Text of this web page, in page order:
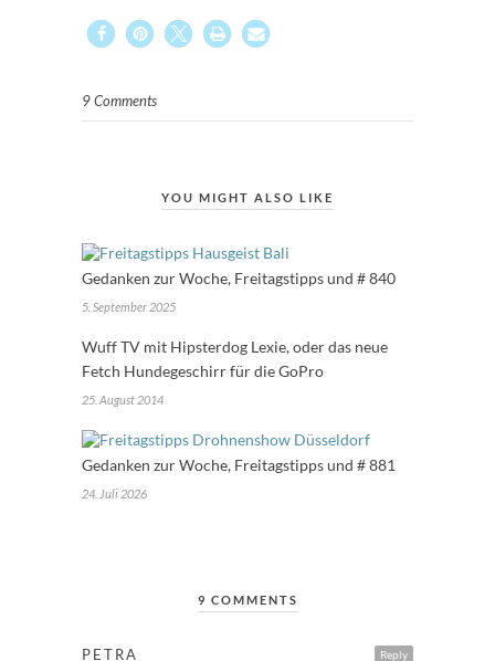
9 Comments
YOU MIGHT ALSO LIKE
Gedanken zur Woche, Freitagstipps und # 840
5. September 2025
Wuff TV mit Hipsterdog Lexie, oder das neue
Fetch Hundegeschirr für die GoPro
25. August 2014
Gedanken zur Woche, Freitagstipps und # 881
24. Juli 2026
9 COMMENTS
Reply
PETRA